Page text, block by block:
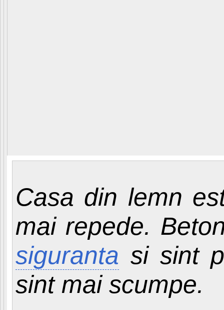
Casa din lemn
mai repede.
siguranta si sint
sint mai scumpe.